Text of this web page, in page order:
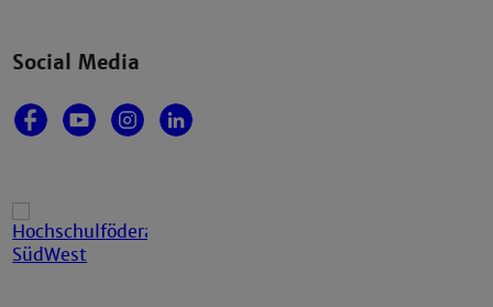
Social Media